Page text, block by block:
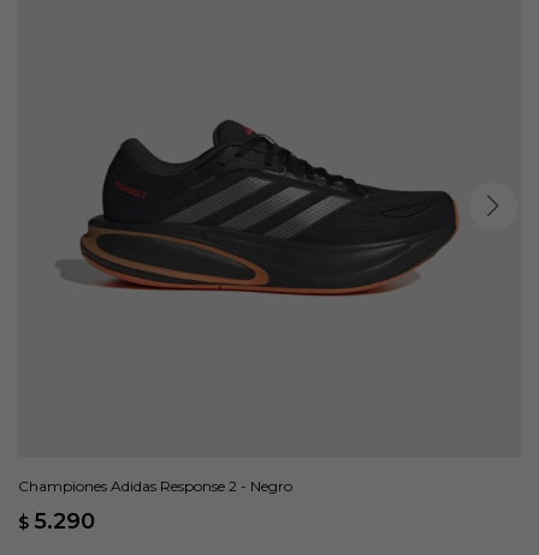
Championes Adidas Response 2 - Negro
$ 5.290